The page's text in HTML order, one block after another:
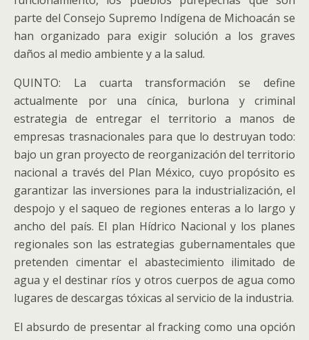
parte del Consejo Supremo Indígena de Michoacán se
han organizado para exigir solución a los graves
daños al medio ambiente y a la salud.
QUINTO: La cuarta transformación se define
actualmente por una cínica, burlona y criminal
estrategia de entregar el territorio a manos de
empresas trasnacionales para que lo destruyan todo:
bajo un gran proyecto de reorganización del territorio
nacional a través del Plan México, cuyo propósito es
garantizar las inversiones para la industrialización, el
despojo y el saqueo de regiones enteras a lo largo y
ancho del país. El plan Hídrico Nacional y los planes
regionales son las estrategias gubernamentales que
pretenden cimentar el abastecimiento ilimitado de
agua y el destinar ríos y otros cuerpos de agua como
lugares de descargas tóxicas al servicio de la industria.
El absurdo de presentar al fracking como una opción